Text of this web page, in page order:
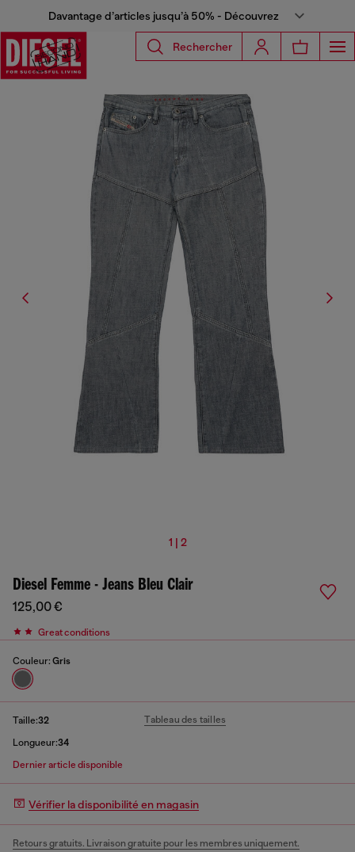
Davantage d’articles jusqu’à 50% - Découvrez
Rechercher
1 | 2
Diesel Femme - Jeans Bleu Clair
125,00 €
Great conditions
Couleur: Gris
Taille:32 Tableau des tailles
Longueur:34
Dernier article disponible
Vérifier la disponibilité en magasin
Retours gratuits. Livraison gratuite pour les membres uniquement.